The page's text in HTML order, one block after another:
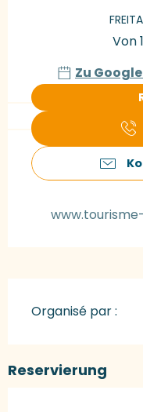
Von
Zu
Organisé par :
Reservierung